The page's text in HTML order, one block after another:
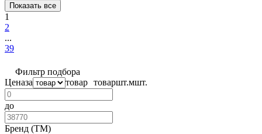
Показать все
1
2
...
39
Фильтр подбора
Ценаза товар товаршт.мшт.
до
Бренд (ТМ)